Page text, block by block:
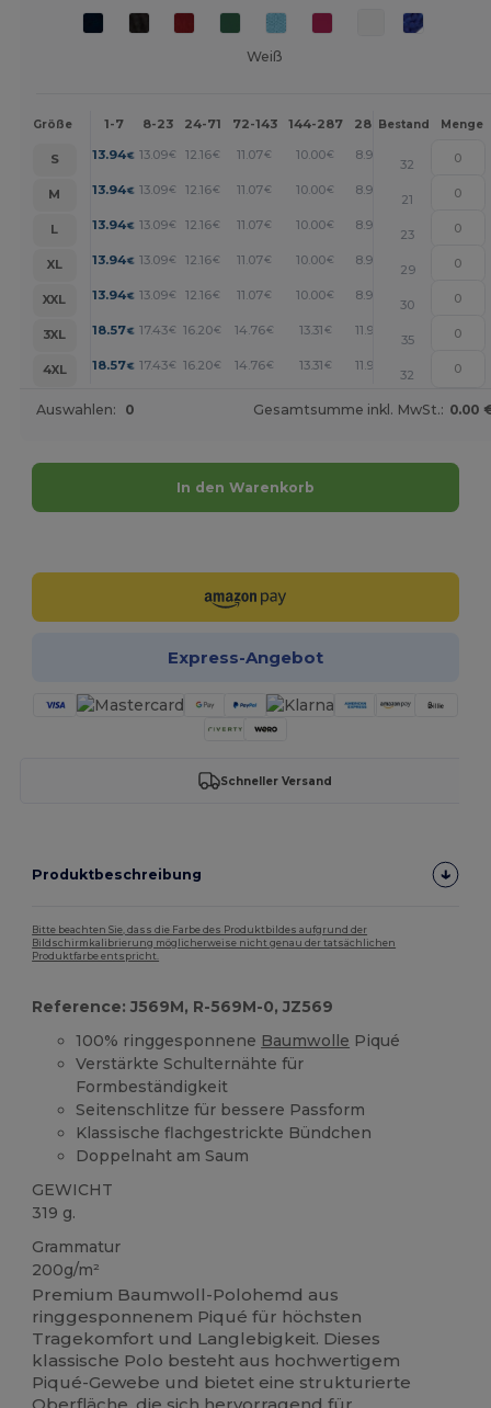
Weiß
Größe 1-7 8-23 24-71 72-143 144-287 288 + Mehr
Bestand Menge
S 13.94€ 13.09€ 12.16€ 11.07€ 10.00€ 8.98
32
M
13.94€ 13.09€ 12.16€ 11.07€ 10.00€ 8.98
21
L
13.94€ 13.09€ 12.16€ 11.07€ 10.00€ 8.98 +
23
XL
13.94€ 13.09€ 12.16€ 11.07€ 10.00€ 8.98 +
29
XXL
13.94€ 13.09€ 12.16€ 11.07€ 10.00€ 8.98 +
30
3XL
18.57€ 17.43€ 16.20€ 14.76€ 13.31€ 11.97 +
35
4XL
18.57€ 17.43€ 16.20€ 14.76€ 13.31€ 11.97
32
Auswahlen: 0 Gesamtsumme inkl. MwSt.: 0.00
In den Warenkorb
Express-Angebot
Schneller Versand
Produktbeschreibung
Bitte beachten Sie, dass die Farbe des Produktbildes aufgrund der
Bildschirmkalibrierung möglicherweise nicht genau der tatsächlichen
Produktfarbe entspricht.
Reference: J569M, R-569M-0, JZ569
100% ringgesponnene Baumwolle Piqué
Verstärkte Schulternähte für
Formbeständigkeit
Seitenschlitze für bessere Passform
Klassische flachgestrickte Bündchen
Doppelnaht am Saum
GEWICHT
319 g.
Grammatur
200g/m²
Premium Baumwoll-Polohemd aus
ringgesponnenem Piqué für höchsten
Tragekomfort und Langlebigkeit. Dieses
klassische Polo besteht aus hochwertigem
Piqué-Gewebe und bietet eine strukturierte
Oberfläche, die sich hervorragend für